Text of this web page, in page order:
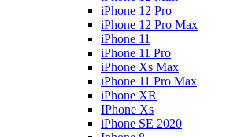
iPhone 12 Pro
iPhone 12 Pro Max
iPhone 11
iPhone 11 Pro
iPhone Xs Max
iPhone 11 Pro Max
iPhone XR
IPhone Xs
iPhone SE 2020